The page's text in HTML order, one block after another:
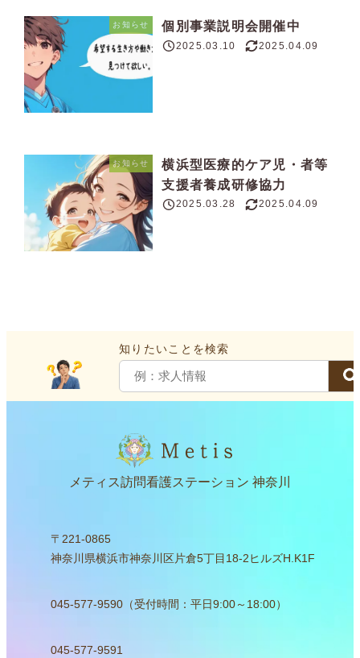
お知らせ 個別事業説明会開催中
投稿日
2025.03.10
更新日
2025.04.09
お知らせ
横浜型医療的ケア児・者等
支援者養成研修協力
投稿日
2025.03.28
更新日
2025.04.09
知りたいことを検索
メティス訪問看護ステーション 神奈川
〒221-0865
神奈川県横浜市神奈川区片倉5丁目18-2ヒルズH.K1F
045-577-9590（受付時間：平日9:00～18:00）
045-577-9591